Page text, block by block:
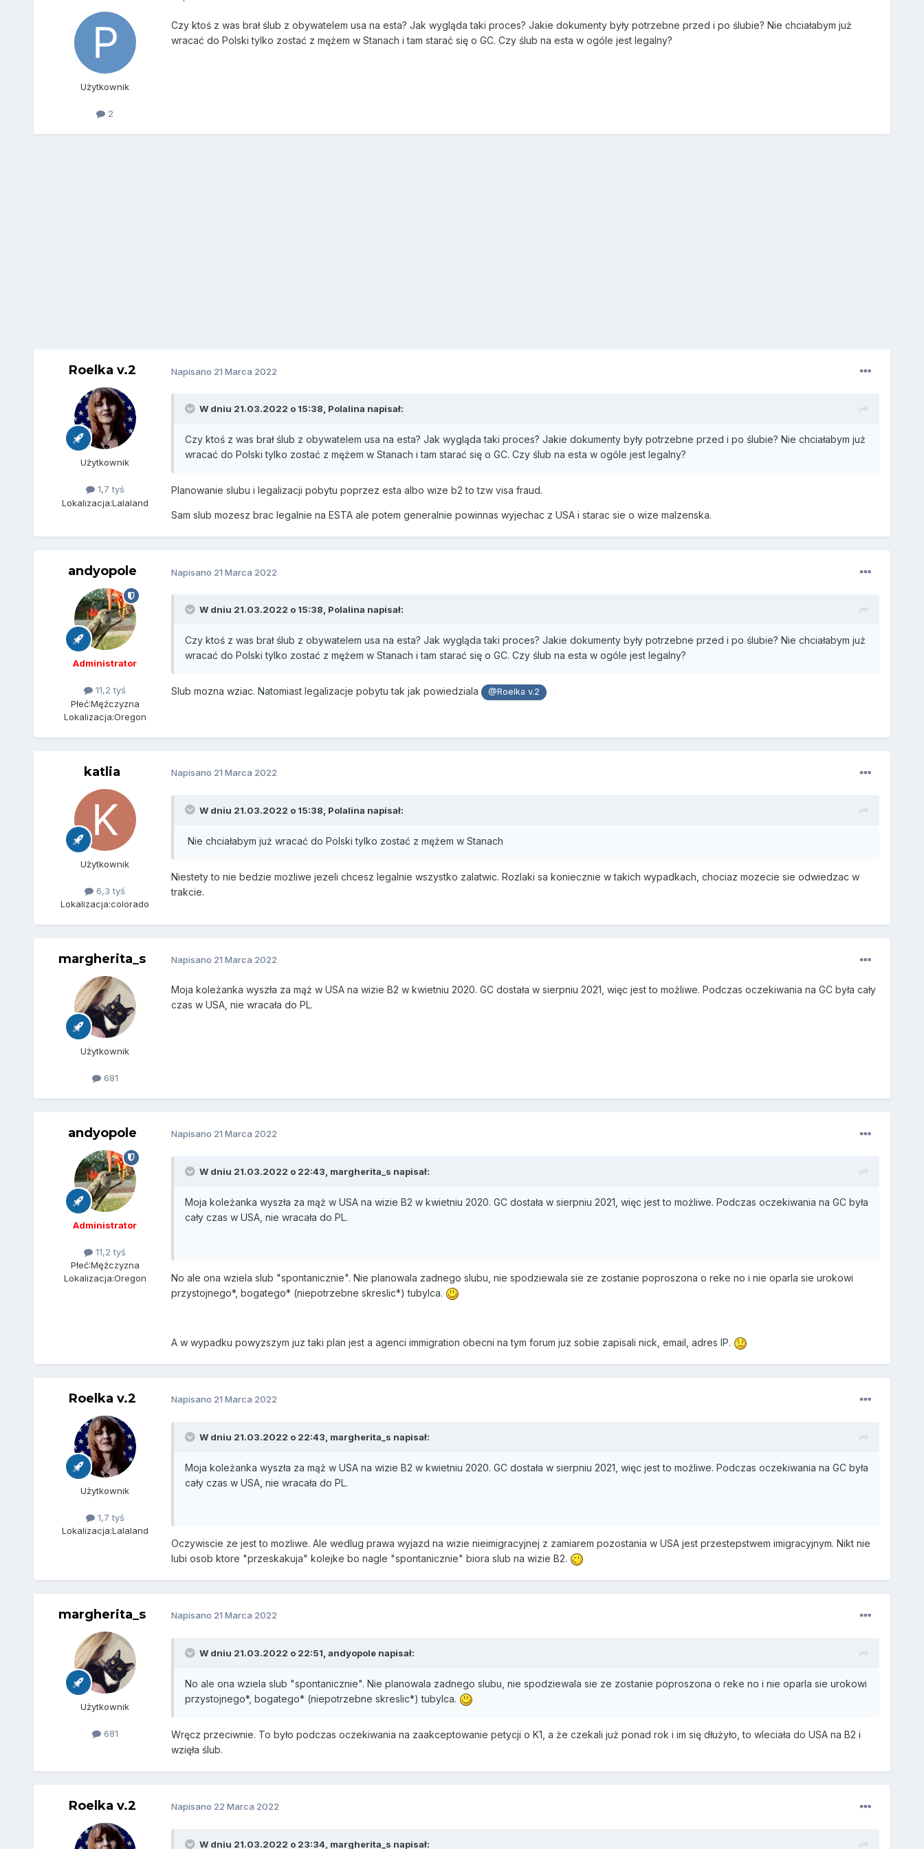
Użytkownik
2
Czy ktoś z was brał ślub z obywatelem usa na esta? Jak wygląda taki proces? Jakie dokumenty były potrzebne przed i po ślubie? Nie chciałabym już
wracać do Polski tylko zostać z mężem w Stanach i tam starać się o GC. Czy ślub na esta w ogóle jest legalny?
Roelka v.2
Użytkownik
1,7 tyś
Lokalizacja:Lalaland
Napisano 21 Marca 2022
W dniu 21.03.2022 o 15:38, Polalina napisał:
Czy ktoś z was brał ślub z obywatelem usa na esta? Jak wygląda taki proces? Jakie dokumenty były potrzebne przed i po ślubie? Nie chciałabym już
wracać do Polski tylko zostać z mężem w Stanach i tam starać się o GC. Czy ślub na esta w ogóle jest legalny?
Planowanie slubu i legalizacji pobytu poprzez esta albo wize b2 to tzw visa fraud.
Sam slub mozesz brac legalnie na ESTA ale potem generalnie powinnas wyjechac z USA i starac sie o wize malzenska.
andyopole
Administrator
11,2 tyś
Płeć:Mężczyzna
Lokalizacja:Oregon
Napisano 21 Marca 2022
W dniu 21.03.2022 o 15:38, Polalina napisał:
Czy ktoś z was brał ślub z obywatelem usa na esta? Jak wygląda taki proces? Jakie dokumenty były potrzebne przed i po ślubie? Nie chciałabym już
wracać do Polski tylko zostać z mężem w Stanach i tam starać się o GC. Czy ślub na esta w ogóle jest legalny?
Slub mozna wziac. Natomiast legalizacje pobytu tak jak powiedziala @Roelka v.2
katlia
Użytkownik
6,3 tyś
Lokalizacja:colorado
Napisano 21 Marca 2022
W dniu 21.03.2022 o 15:38, Polalina napisał:
Nie chciałabym już wracać do Polski tylko zostać z mężem w Stanach
Niestety to nie bedzie mozliwe jezeli chcesz legalnie wszystko zalatwic. Rozlaki sa koniecznie w takich wypadkach, chociaz mozecie sie odwiedzac w
trakcie.
margherita_s
Użytkownik
681
Napisano 21 Marca 2022
Moja koleżanka wyszła za mąż w USA na wizie B2 w kwietniu 2020. GC dostała w sierpniu 2021, więc jest to możliwe. Podczas oczekiwania na GC była cały
czas w USA, nie wracała do PL.
andyopole
Administrator
11,2 tyś
Płeć:Mężczyzna
Lokalizacja:Oregon
Napisano 21 Marca 2022
W dniu 21.03.2022 o 22:43, margherita_s napisał:
Moja koleżanka wyszła za mąż w USA na wizie B2 w kwietniu 2020. GC dostała w sierpniu 2021, więc jest to możliwe. Podczas oczekiwania na GC była
cały czas w USA, nie wracała do PL.
No ale ona wziela slub "spontanicznie". Nie planowala zadnego slubu, nie spodziewala sie ze zostanie poproszona o reke no i nie oparla sie urokowi
przystojnego*, bogatego* (niepotrzebne skreslic*) tubylca.
A w wypadku powyzszym juz taki plan jest a agenci immigration obecni na tym forum juz sobie zapisali nick, email, adres IP.
Roelka v.2
Użytkownik
1,7 tyś
Lokalizacja:Lalaland
Napisano 21 Marca 2022
W dniu 21.03.2022 o 22:43, margherita_s napisał:
Moja koleżanka wyszła za mąż w USA na wizie B2 w kwietniu 2020. GC dostała w sierpniu 2021, więc jest to możliwe. Podczas oczekiwania na GC była
cały czas w USA, nie wracała do PL.
Oczywiscie ze jest to mozliwe. Ale wedlug prawa wyjazd na wizie nieimigracyjnej z zamiarem pozostania w USA jest przestepstwem imigracyjnym. Nikt nie
lubi osob ktore "przeskakuja" kolejke bo nagle "spontanicznie" biora slub na wizie B2.
margherita_s
Użytkownik
681
Napisano 21 Marca 2022
W dniu 21.03.2022 o 22:51, andyopolenapisał:
No ale ona wziela slub "spontanicznie". Nie planowala zadnego slubu, nie spodziewala sie ze zostanie poproszona o reke no i nie oparla sie urokowi
przystojnego*, bogatego* (niepotrzebne skreslic*) tubylca.
Wręcz przeciwnie. To było podczas oczekiwania na zaakceptowanie petycji o K1, a że czekali już ponad rok i im się dłużyło, to wleciała do USA na B2 i
wzięła ślub.
Roelka v.2 Napisano 22 Marca 2022
W dniu 21.03.2022 o 23:34, margherita_s napisał: